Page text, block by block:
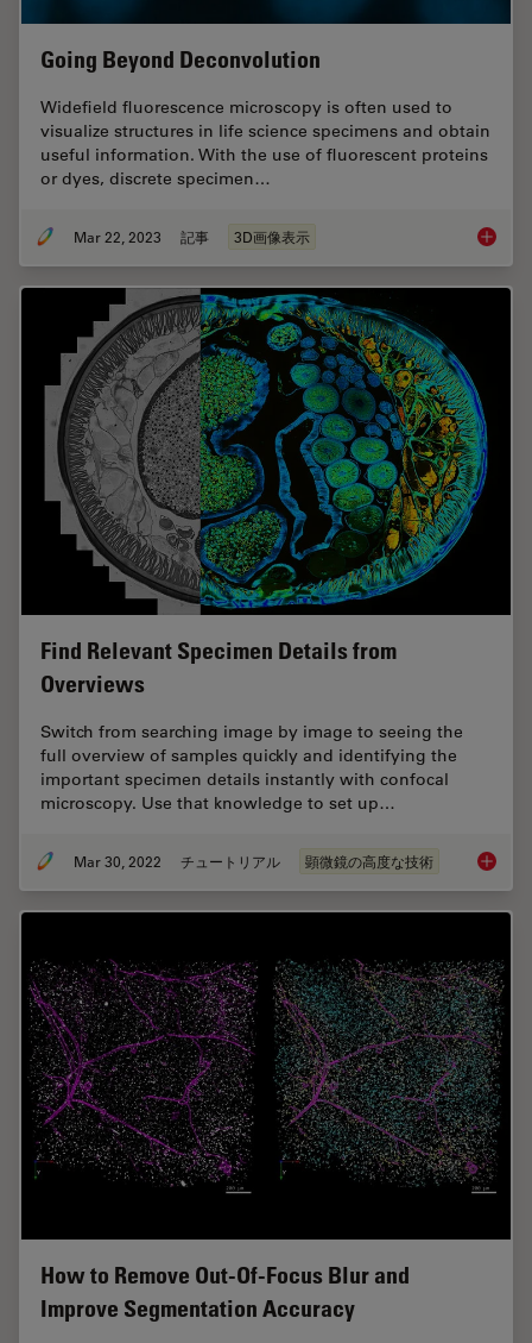
Going Beyond Deconvolution
Widefield fluorescence microscopy is often used to
visualize structures in life science specimens and obtain
useful information. With the use of fluorescent proteins
or dyes, discrete specimen…
Mar 22, 2023 記事 3D画像表示 Going
Find Relevant Specimen Details from
Overviews
Switch from searching image by image to seeing the
full overview of samples quickly and identifying the
important specimen details instantly with confocal
microscopy. Use that knowledge to set up…
Mar 30, 2022 チュートリアル 顕微鏡の高度な技術 Find
How to Remove Out-Of-Focus Blur and
Improve Segmentation Accuracy